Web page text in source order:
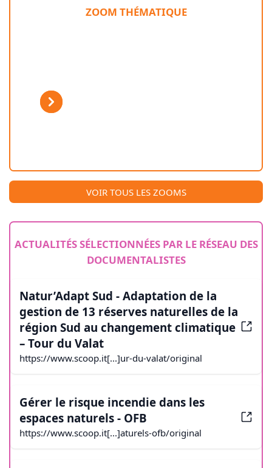
ZOOM THÉMATIQUE
Previous
Next
VOIR TOUS LES ZOOMS
ACTUALITÉS SÉLECTIONNÉES PAR LE RÉSEAU DES
DOCUMENTALISTES
Natur’Adapt Sud - Adaptation de la
gestion de 13 réserves naturelles de la
région Sud au changement climatique
– Tour du Valat
https://www.scoop.it[...]ur-du-valat/original
Gérer le risque incendie dans les
espaces naturels - OFB
https://www.scoop.it[...]aturels-ofb/original